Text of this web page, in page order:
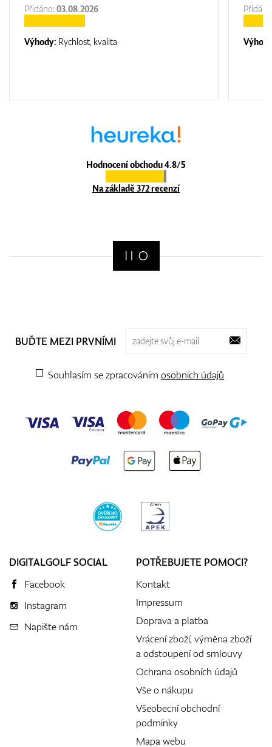
Hodnocení obchodu 4.8/5
Na základě 372 recenzí
Přidáno: 03.08.2026
Výhody: Rychlost, kvalita
BUĎTE MEZI PRVNÍMI
Souhlasím se zpracováním osobních údajů
DIGITALGOLF SOCIAL
Facebook
Instagram
Napište nám
POTŘEBUJETE POMOCI?
Kontakt
Impressum
Doprava a platba
Vrácení zboží, výměna zboží
a odstoupení od smlouvy
Ochrana osobních údajů
Vše o nákupu
Všeobecní obchodní
podmínky
Mapa webu